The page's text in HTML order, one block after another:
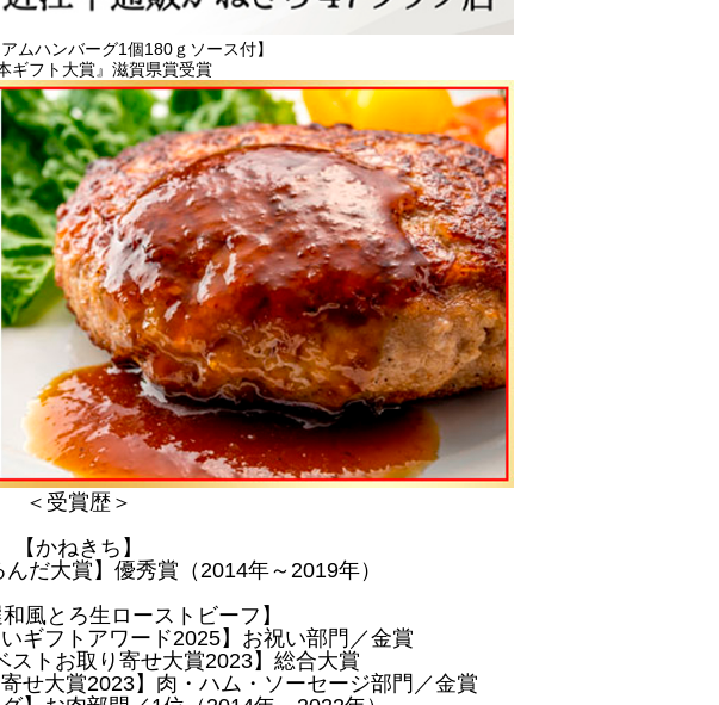
ムハンバーグ1個180ｇソース付】
ギフト大賞』滋賀県賞受賞
＜受賞歴＞
【かねきち】
だ大賞】優秀賞（2014年～2019年）
和風とろ生ローストビーフ】
ギフトアワード2025】お祝い部門／金賞
ストお取り寄せ大賞2023】総合大賞
せ大賞2023】肉・ハム・ソーセージ部門／金賞